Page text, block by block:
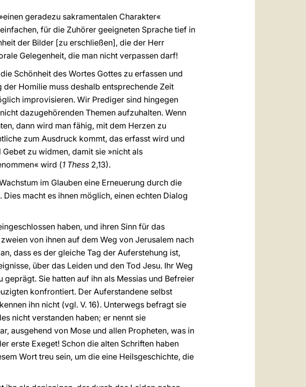
geradezu sakramentalen Charakter«
für die Zuhörer geeigneten Sprache tief in
der Bilder [zu erschließen], die der Herr
Gelegenheit, die man nicht verpassen darf!
Schönheit des Wortes Gottes zu erfassen und
Homilie muss deshalb entsprechende Zeit
improvisieren. Wir Prediger sind hingegen
dazugehörenden Themen aufzuhalten. Wenn
dann wird man fähig, mit dem Herzen zu
zum Ausdruck kommt, das erfasst wird und
zu widmen, damit sie »nicht als
wird (1 Thess 2,13).
im Glauben eine Erneuerung durch die
macht es ihnen möglich, einen echten Dialog
haben, und ihren Sinn für das
von ihnen auf dem Weg von Jerusalem nach
dass es der gleiche Tag der Auferstehung ist,
über das Leiden und den Tod Jesu. Ihr Weg
Sie hatten auf ihn als Messias und Befreier
konfrontiert. Der Auferstandene selbst
ihn nicht (vgl. V. 16). Unterwegs befragt sie
nicht verstanden haben; er nennt sie
ausgehend von Mose und allen Propheten, was in
erste Exeget! Schon die alten Schriften haben
Wort treu sein, um die eine Heilsgeschichte, die